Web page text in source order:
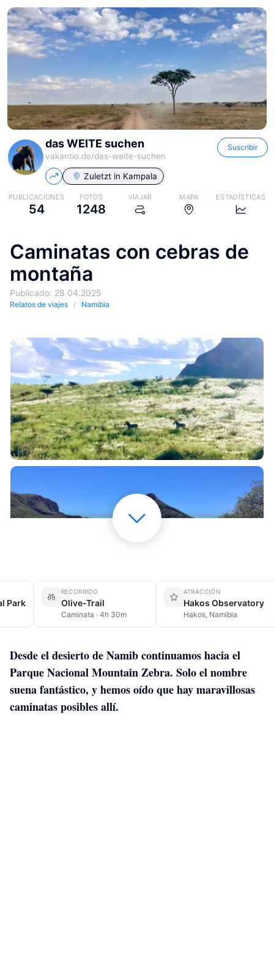
das WEITE suchen
vakantio.de/das-weite-suchen
Suscribir
Zuletzt in Kampala
PUBLICACIONES
54
FOTOS
1248
VIAJAR MAPA ESTADÍSTICAS
Caminatas con cebras de
montaña
Publicado: 28.04.2025
Relatos de viajes Namibia
Park
RECORRIDO
Olive-Trail
Caminata · 4h 30m
ATRACCIÓN
Hakos Observatory
Hakos, Namibia
Desde el desierto de Namib continuamos hacia el
Parque Nacional Mountain Zebra. Solo el nombre
suena fantástico, y hemos oído que hay maravillosas
caminatas posibles allí.